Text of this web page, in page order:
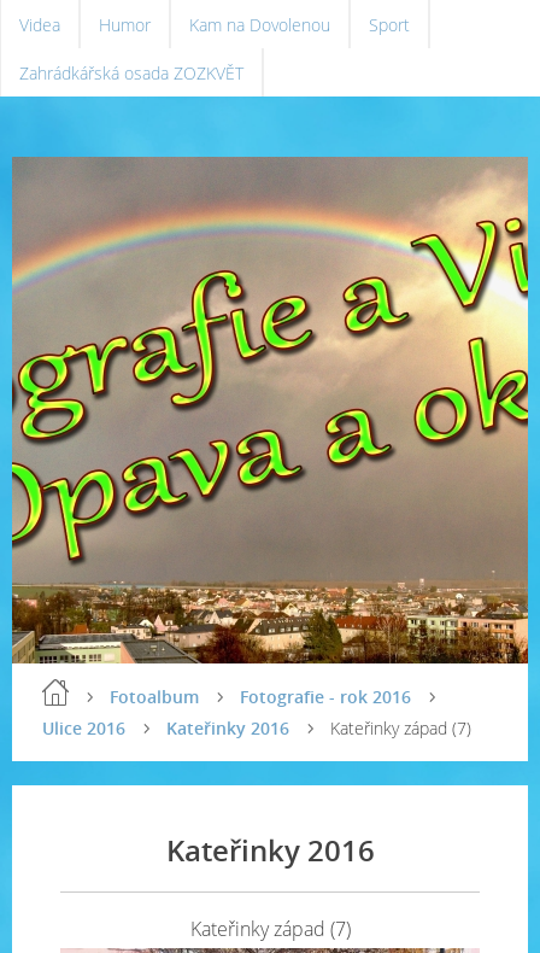
Videa Humor Kam na Dovolenou Sport
Zahrádkářská osada ZOZKVĚT
Fotoalbum
Fotografie - rok 2016
Ulice 2016
Kateřinky 2016 Kateřinky západ (7)
Kateřinky 2016
Kateřinky západ (7)